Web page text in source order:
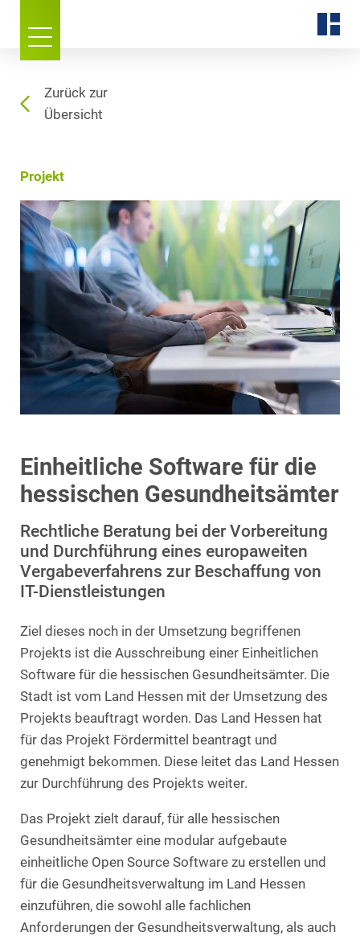
Zurück zur
Übersicht
Projekt
Einheitliche Software für die
hessischen Gesundheitsämter
Rechtliche Beratung bei der Vorbereitung
und Durchführung eines europaweiten
Vergabeverfahrens zur Beschaffung von
IT-Dienstleistungen
Ziel dieses noch in der Umsetzung begriffenen
Projekts ist die Ausschreibung einer Einheitlichen
Software für die hessischen Gesundheitsämter. Die
Stadt ist vom Land Hessen mit der Umsetzung des
Projekts beauftragt worden. Das Land Hessen hat
für das Projekt Fördermittel beantragt und
genehmigt bekommen. Diese leitet das Land Hessen
zur Durchführung des Projekts weiter.
Das Projekt zielt darauf, für alle hessischen
Gesundheitsämter eine modular aufgebaute
einheitliche Open Source Software zu erstellen und
für die Gesundheitsverwaltung im Land Hessen
einzuführen, die sowohl alle fachlichen
Anforderungen der Gesundheitsverwaltung, als auch